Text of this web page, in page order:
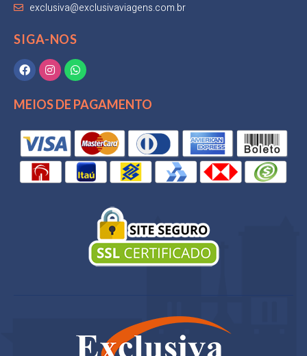
exclusiva@exclusivaviagens.com.br
SIGA-NOS
MEIOS DE PAGAMENTO